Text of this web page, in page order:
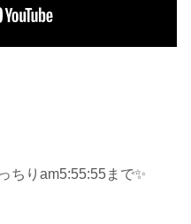
ちりam5:55:55まで✨